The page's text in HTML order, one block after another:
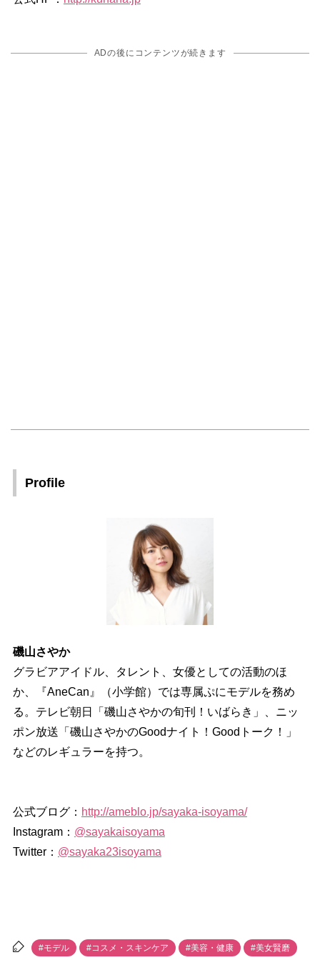
ADの後にコンテンツが続きます
Profile
磯山さやか
グラビアアイドル、タレント、女優としての活動のほ
か、『AneCan』（小学館）では専属ぷにモデルを務め
る。テレビ朝日「磯山さやかの旬刊！いばらき」、ニッ
ポン放送「磯山さやかのGoodナイト！Goodトーク！」
などのレギュラーを持つ。
公式ブログ： http://ameblo.jp/sayaka-isoyama/
Instagram： @sayakaisoyama
Twitter： @sayaka23isoyama
#モデル #コスメ・スキンケア #美容・健康 #美女賢磨